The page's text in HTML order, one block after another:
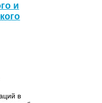
и
в